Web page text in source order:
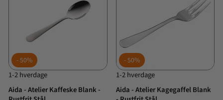
50%
1-2 hverdage
Aida - Atelier Kaffeske Blank -
50%
1-2 hverdage
Aida - Atelier Kagegaffel Blank